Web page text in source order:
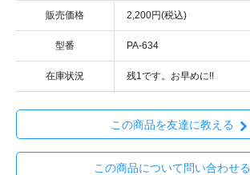
販売価格 2,200円(税込)
型番 PA-634
在庫状況 残1です。お早めに!!
この商品を友達に教える
この商品について問い合わせる